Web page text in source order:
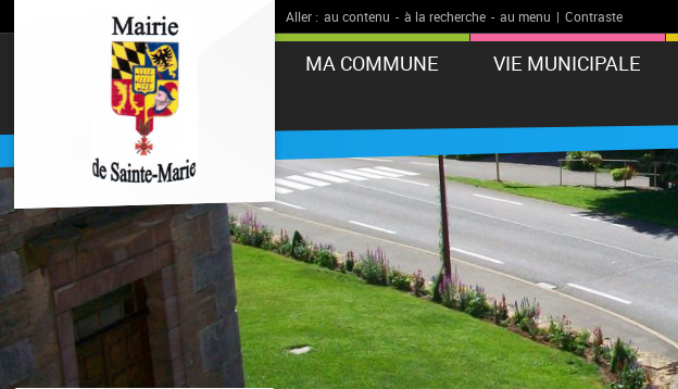
Aller : au contenu - à la recherche - au menu | Contraste
MA COMMUNE VIE MUNICIPALE